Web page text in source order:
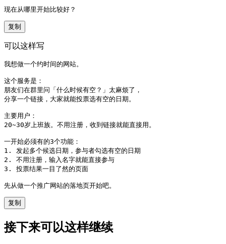
现在从哪里开始比较好？
复制
可以这样写
我想做一个约时间的网站。
这个服务是：
朋友们在群里问「什么时候有空？」太麻烦了，
分享一个链接，大家就能投票选有空的日期。
主要用户：
20~30岁上班族。不用注册，收到链接就能直接用。
一开始必须有的3个功能：
1. 发起多个候选日期，参与者勾选有空的日期
2. 不用注册，输入名字就能直接参与
3. 投票结果一目了然的页面
先从做一个推广网站的落地页开始吧。
复制
接下来可以这样继续